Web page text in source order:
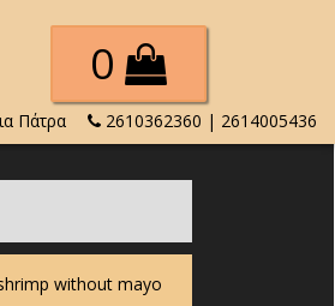
0
Πάτρα 2610362360 | 2614005436
without mayo